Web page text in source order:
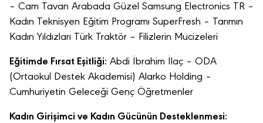
– Cam Tavan Arabada Güzel Samsung Electronics TR –
Kadın Teknisyen Eğitim Programı SuperFresh – Tarımın
Kadın Yıldızları Türk Traktör – Filizlerin Mucizeleri
Eğitimde Fırsat Eşitliği: Abdi İbrahim İlaç – ODA
(Ortaokul Destek Akademisi) Alarko Holding –
Cumhuriyetin Geleceği Genç Öğretmenler
Kadın Girişimci ve Kadın Gücünün Desteklenmesi: